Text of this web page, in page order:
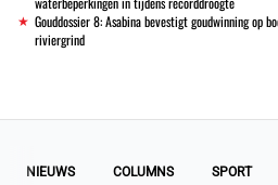
Gouddossier 8: Asabina bevestigt goudwinning op
riviergrind
NIEUWS COLUMNS SPORT